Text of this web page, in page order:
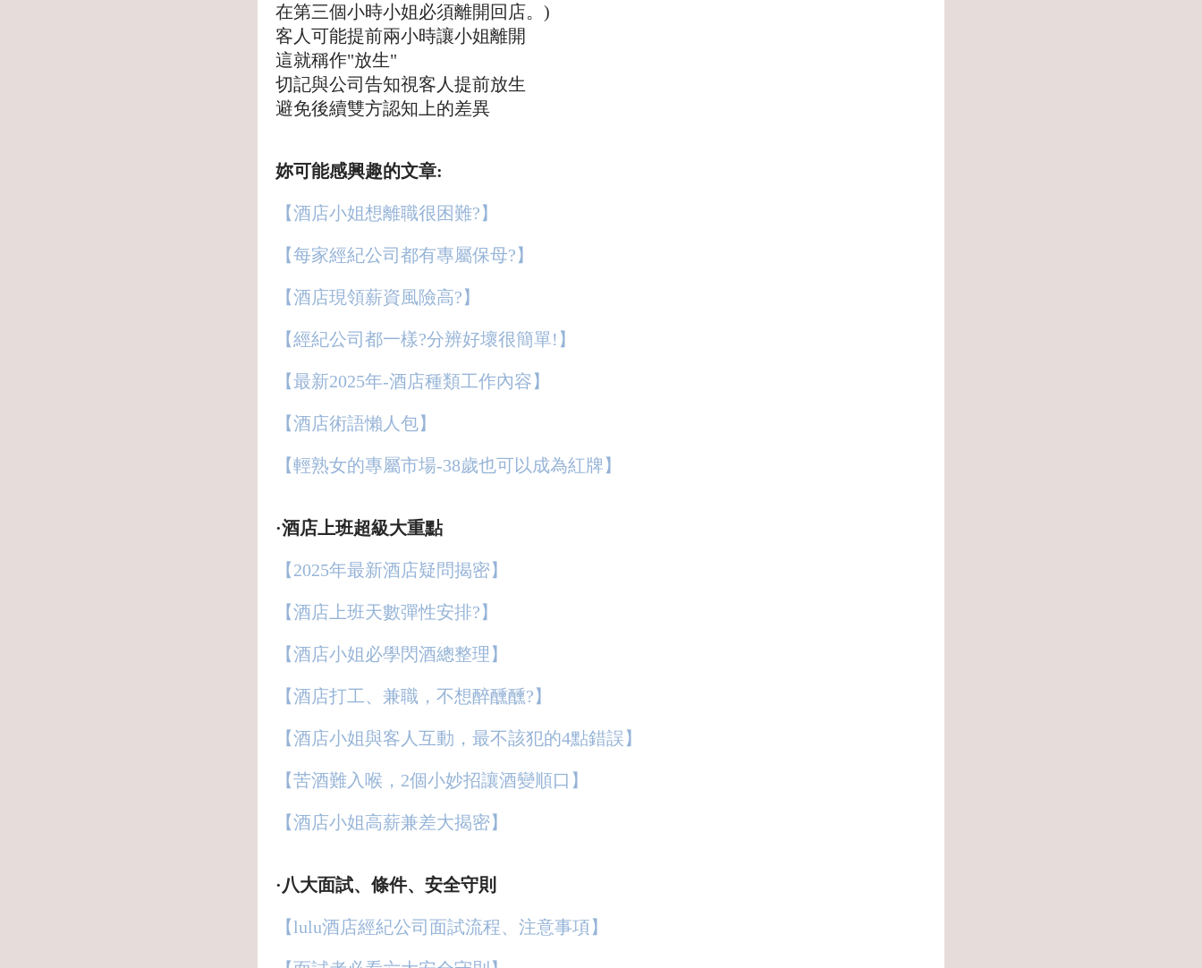
在第三個小時小姐必須離開回店。)
客人可能提前兩小時讓小姐離開
這就稱作"放生"
切記與公司告知視客人提前放生
避免後續雙方認知上的差異
妳可能感興趣的文章:
【酒店小姐想離職很困難?】
【每家經紀公司都有專屬保母?】
【酒店現領薪資風險高?】
【經紀公司都一樣?分辨好壞很簡單!】
【最新2025年-酒店種類工作內容】
【酒店術語懶人包】
【輕熟女的專屬市場-38歲也可以成為紅牌】
·酒店上班超級大重點
【2025年最新酒店疑問揭密】
【酒店上班天數彈性安排?】
【酒店小姐必學閃酒總整理】
【酒店打工、兼職，不想醉醺醺?】
【酒店小姐與客人互動，最不該犯的4點錯誤】
【苦酒難入喉，2個小妙招讓酒變順口】
【酒店小姐高薪兼差大揭密】
·八大面試、條件、安全守則
【lulu酒店經紀公司面試流程、注意事項】